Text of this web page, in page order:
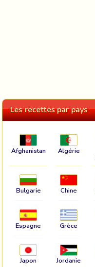
Les recettes par pays
Afghanistan Algérie
Bulgarie Chine
Espagne Grèce
Japon Jordanie